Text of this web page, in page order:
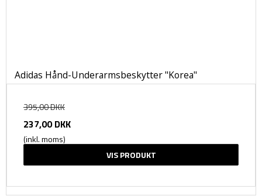
Adidas Hånd-Underarmsbeskytter "Korea"
395,00 DKK
237,00 DKK
(inkl. moms)
VIS PRODUKT